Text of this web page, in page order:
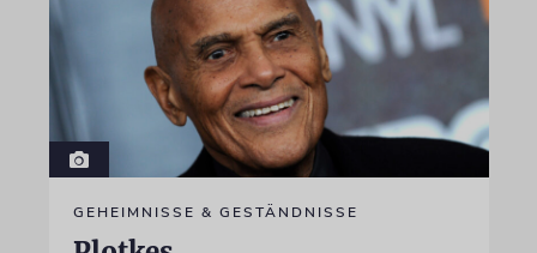
GEHEIMNISSE & GESTÄNDNISSE